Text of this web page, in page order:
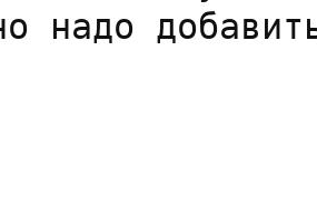
надо